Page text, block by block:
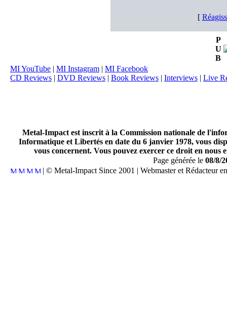
[
P
U
B
MI YouTube | MI Instagram | MI Facebook
CD Reviews | DVD Reviews | Book Reviews | Interviews | Live
Metal-Impact est inscrit à la Commission nationale de
Informatique et Libertés en date du 6 janvier 1978, vous
vous concernent. Vous pouvez exercer ce droit en
Page générée le 08/8/
| © Metal-Impact Since 2001 | Webmaster et Rédacteur